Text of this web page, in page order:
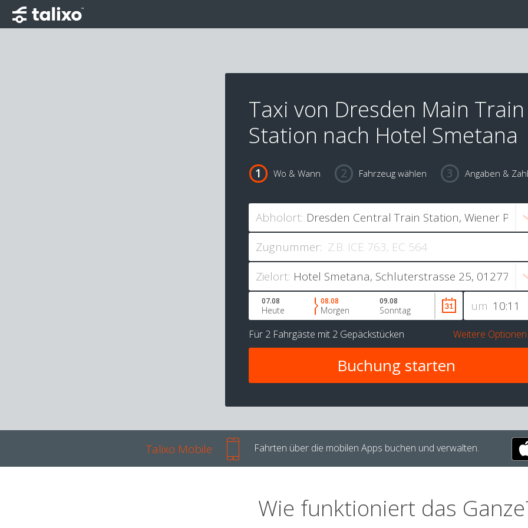
Taxi von Dresden Main Train
Station nach Hotel Smetana
Wo & Wann Fahrzeug wählen Angaben &
Abholort:
Zugnummer:
Zielort:
um
07.08
Heute
08.08
Morgen
09.08
Sonntag
Für 2 Fahrgäste mit 2 Gepäckstücken Weitere Optionen
Talixo Mobile Fahrten über die mobilen Apps buchen und verwalten.
Wie funktioniert das